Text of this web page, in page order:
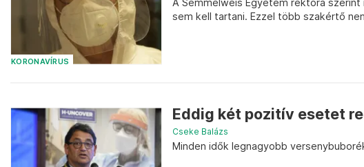
KORONAVÍRUS
sem kell tartani. Ezzel több szakértő
Eddig két pozitív esetet
Cseke Balázs
Minden idők legnagyobb